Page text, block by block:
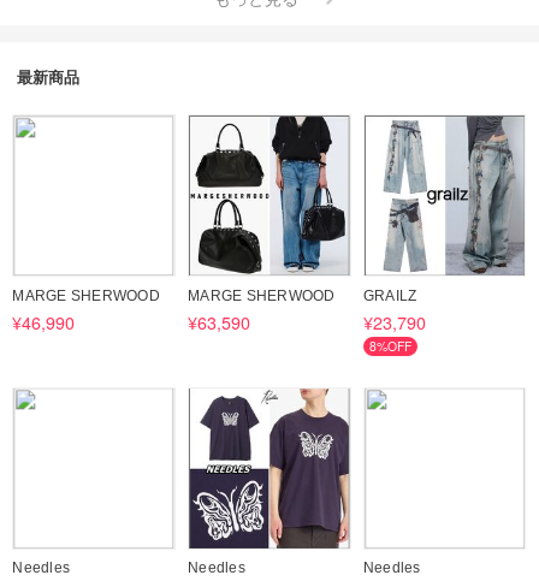
最新商品
MARGE SHERWOOD
¥46,990
MARGE SHERWOOD
¥63,590
GRAILZ
¥23,790
8%OFF
Needles Needles Needles